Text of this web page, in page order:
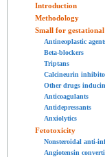
Introduction
Methodology
Small for
Antineoplastic
Beta-blockers
Triptans
Calcineurin
Other drugs
Anticoagulants
Antidepressants
Anxiolytics
Fetotoxicity
Nonsteroidal anti-
Angiotensin